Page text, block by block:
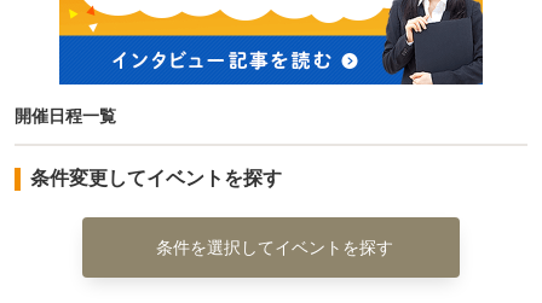
開催日程一覧
条件変更してイベントを探す
条件を選択してイベントを探す